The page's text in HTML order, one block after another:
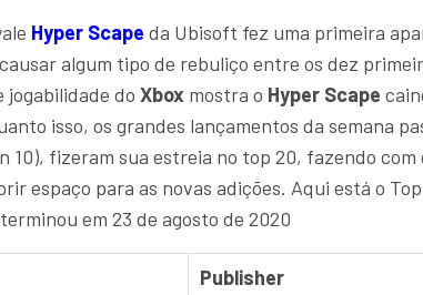
Hyper Scape da Ubisoft fez uma primeira
algum tipo de rebuliço entre os dez
jogabilidade do Xbox mostra o Hyper Scape
isso, os grandes lançamentos da semana
10), fizeram sua estreia no top 20, fazendo com
espaço para as novas adições. Aqui está o
em 23 de agosto de 2020
Publisher